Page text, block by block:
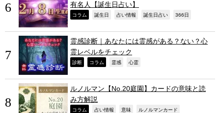
有名人【誕生日占い】
コラム 誕生日 占い情報 誕生日占い 366日
霊感診断｜あなたには霊感がある？ない？心
霊レベルをチェック
診断 コラム 霊感 心霊
ルノルマン【No.20庭園】カードの意味と読
み方解説
コラム 占い情報 意味 ルノルマンカード